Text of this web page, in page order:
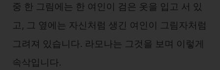
중 한 그림에는 한 여인이 검은 옷을 입고 서 있
고, 그 옆에는 자신처럼 생긴 여인이 그림자처럼
그려져 있습니다. 라모나는 그것을 보며 이렇게
속삭입니다.